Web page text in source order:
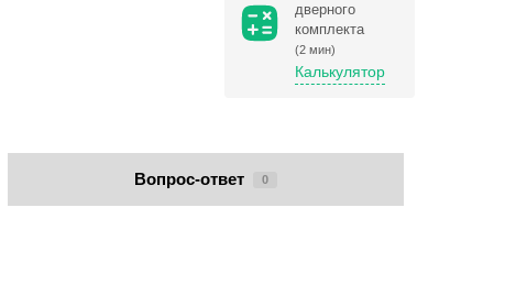
дверного
комплекта
(2 мин)
Калькулятор
Вопрос-ответ 0